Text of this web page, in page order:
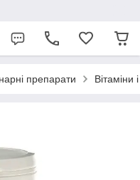
препарати Вітаміни